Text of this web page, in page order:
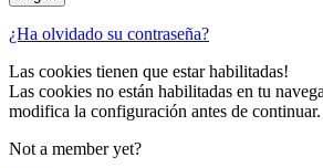
¿Ha olvidado su contraseña?
Las cookies tienen que estar habilitadas!
Las cookies no están habilitadas en tu
modifica la configuración antes de continuar.
Not a member yet?